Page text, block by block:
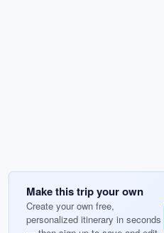
Make this trip your own
Create your own free,
personalized itinerary in seconds